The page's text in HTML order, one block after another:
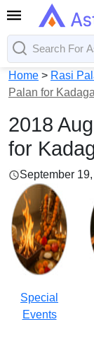
Home > Rasi
Palan for
2018
for
September
Special
Events